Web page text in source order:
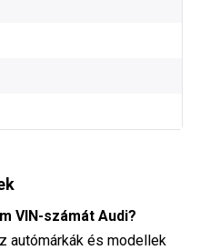
VIN-számát Audi?
autómárkák és modellek